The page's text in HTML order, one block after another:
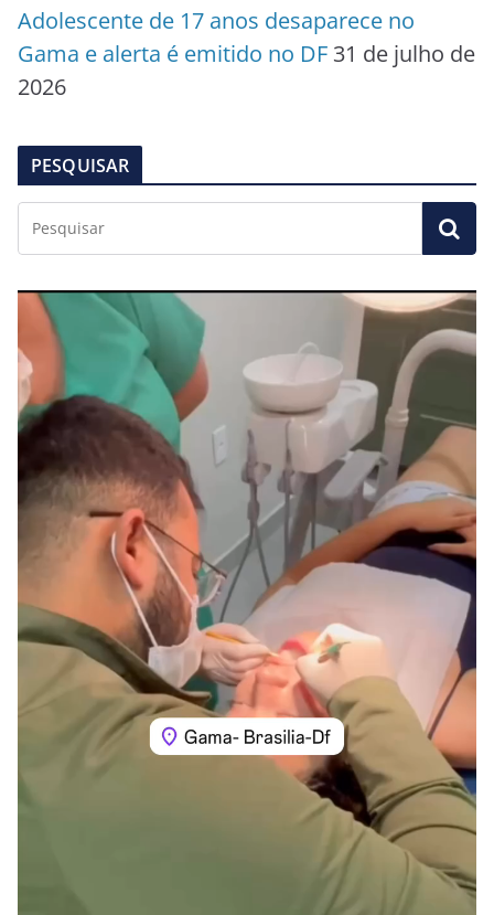
Adolescente de 17 anos desaparece no
Gama e alerta é emitido no DF 31 de julho de
2026
PESQUISAR